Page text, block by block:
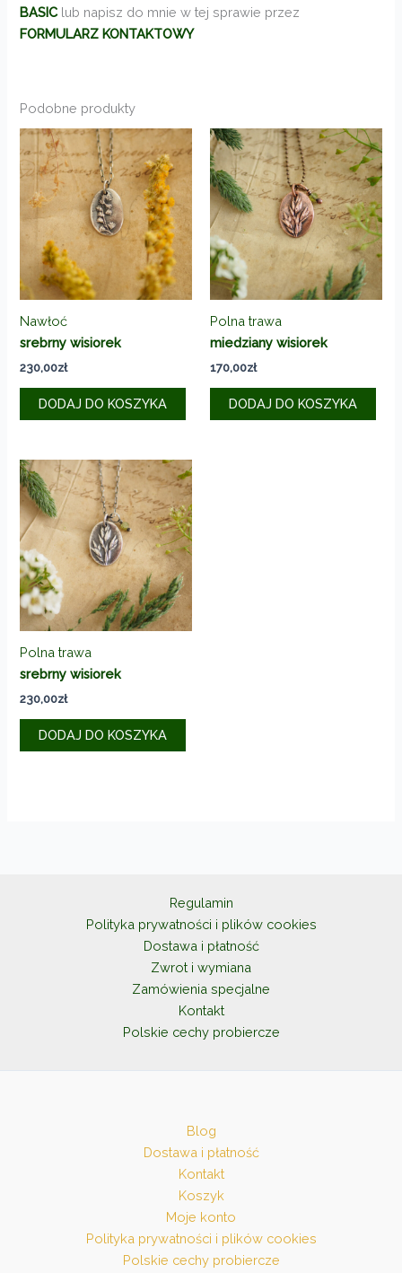
BASIClub napisz do mnie w tej sprawie przez
FORMULARZ KONTAKTOWY
Podobne produkty
Nawłoć
srebrny wisiorek
230,00zł
DODAJ DO KOSZYKA
Polna trawa
miedziany wisiorek
170,00zł
DODAJ DO KOSZYKA
Polna trawa
srebrny wisiorek
230,00zł
DODAJ DO KOSZYKA
Regulamin
Polityka prywatności i plików cookies
Dostawa i płatność
Zwrot i wymiana
Zamówienia specjalne
Kontakt
Polskie cechy probiercze
Blog
Dostawa i płatność
Kontakt
Koszyk
Moje konto
Polityka prywatności i plików cookies
Polskie cechy probiercze